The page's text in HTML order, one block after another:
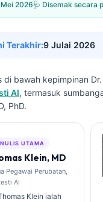
2026🩺 Disemak secara
Terakhir:9 Julai 2026
di bawah kepimpinan
AI, termasuk
PhD.
UTAMA
Klein, MD
Pegawai Perubatan,
AI
Klein ialah